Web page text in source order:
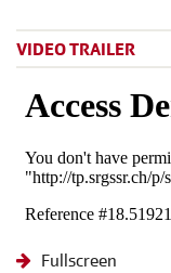
VIDEO TRAILER
Fullscreen